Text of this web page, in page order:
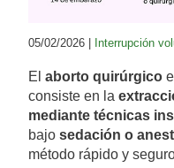
05/02/2026 | Interrupción
El aborto quirúrgico
consiste en la
mediante técnicas
bajo sedación o
método rápido y